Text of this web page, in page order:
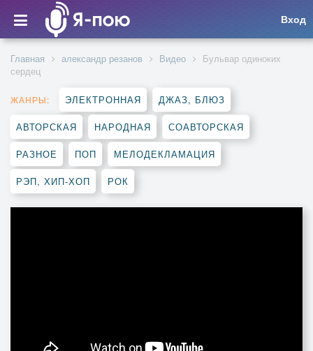
Вход
Главная александр резанов Видео
Бульвар одиноких
сердец
ЖАНРЫ: ЭЛЕКТРОННАЯ ДЖАЗ, БЛЮЗ
АВТОРСКАЯ НАРОДНАЯ СОАВТОРСКАЯ
РАЗНОЕ ПОП МЕЛОДЕКЛАМАЦИЯ
РЭП, ХИП-ХОП РОК